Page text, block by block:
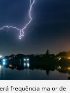
frequência maior de